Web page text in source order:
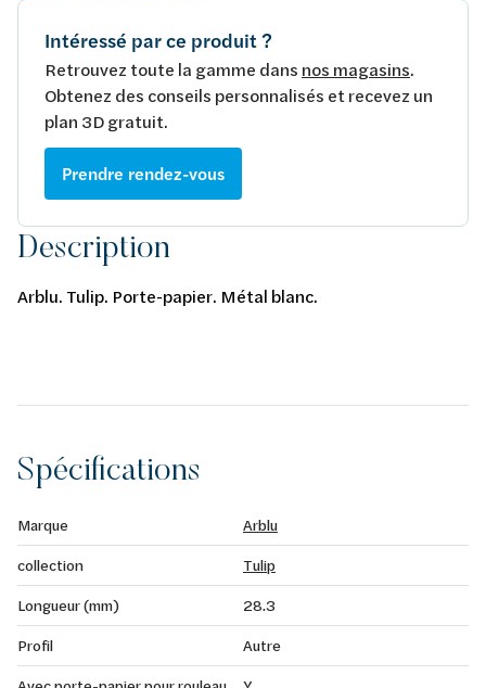
Intéressé par ce produit ?
Retrouvez toute la gamme dans nos magasins.
Obtenez des conseils personnalisés et recevez un
plan 3D gratuit.
Prendre rendez-vous
Description
Arblu. Tulip. Porte-papier. Métal blanc.
Spécifications
Marque
Arblu
collection
Tulip
Longueur (mm)
28.3
Profil
Autre